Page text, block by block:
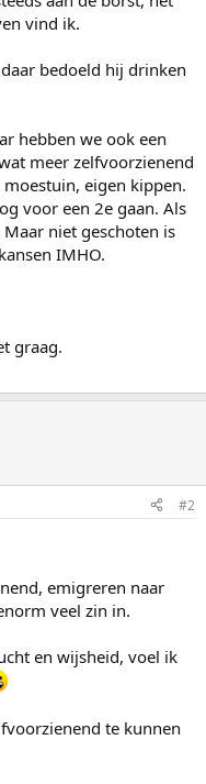
vind ik.
bedoeld hij drinken
hebben we ook een
meer zelfvoorzienend
eigen kippen.
voor een 2e gaan. Als
niet geschoten is
IMHO.
graag.
#2
emigreren naar
veel zin in.
en wijsheid, voel ik
te kunnen